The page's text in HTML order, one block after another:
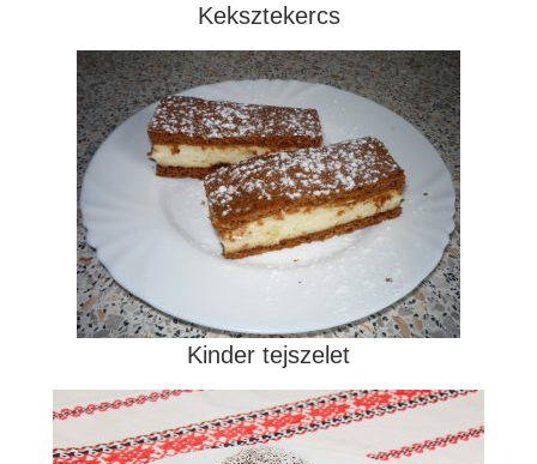
Keksztekercs
Kinder tejszelet